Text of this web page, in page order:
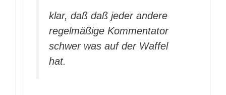
klar, daß daß jeder andere
regelmäßige Kommentator
schwer was auf der Waffel
hat.